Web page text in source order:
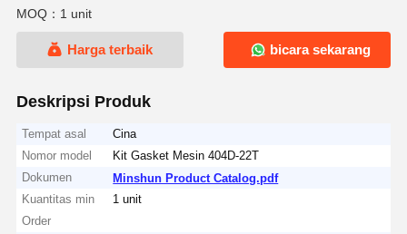
MOQ：1 unit
Harga terbaik bicara sekarang
Deskripsi Produk
Tempat asal
Cina
Nomor model
Kit Gasket Mesin 404D-22T
Dokumen
Minshun Product Catalog.pdf
Kuantitas min
Order
1 unit